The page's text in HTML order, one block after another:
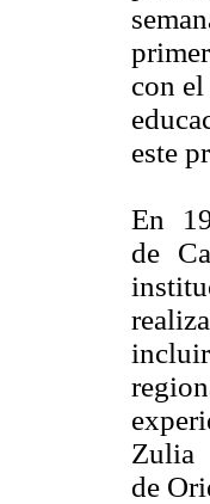
con
este
En
de
Zulia
de